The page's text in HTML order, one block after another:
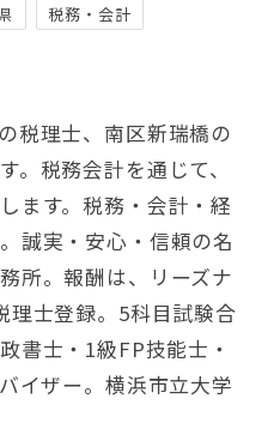
税務・会計
税理士、南区新瑞橋の
。税務会計を通じて、
ます。税務・会計・経
誠実・安心・信頼の名
所。報酬は、リーズナ
理士登録。5科目試験合
書士・1級FP技能士・
イザー。横浜市立大学